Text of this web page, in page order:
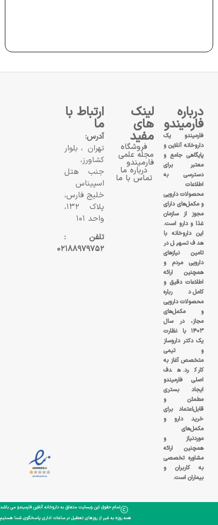
درباره
فارمیندو
فارمیندو یک
داروخانه آنلاین و
پایگاهی جامع و
معتبر برای
دسترسی به
اطلاعات
محصولات دارویی
و مکمل‌های دارای
مجوز از سازمان
غذا و دارو است.
این داروخانه با
هدف تسهیل در
تامین نیازهای
دارویی مردم و
همچنین ارائه
اطلاعات دقیق و
کامل درباره
محصولات دارویی
و مکمل‌های
مجاز، در سال
۱۴۰۳ با نظارت
یک دکتر داروساز
و تیمی
متخصص آغاز به
کار کرد. هدف
اصلی فارمیندو
ایجاد بستری
مطمئن و
قابل‌اعتماد برای
خرید دارو و
مکمل‌های
موردنیاز و
همچنین ارائه
مشاوره تخصصی
به کاربران و
بیماران است.
لینک
های
مفید
فروشگاه
مجله علمی
فارمیندو
درباره ما
تماس با ما
ارتباط با
ما
آدرس:
تهران، بلوار
کشاورز،
جنب هتل
اسپیناس
خلیج فارس،
پلاک ۱۳۲،
واحد ۱۰۱
تلفن :
۰۲۱۸۸۹۷۹۷۵۲
تمام حقوق این وبسایت متعلق به داروخانه آنلاین فارمیندو می باشد
همه روزه به غیر از روزهای تعطیل در ساعات اداری پاسخگوی شما هستیم